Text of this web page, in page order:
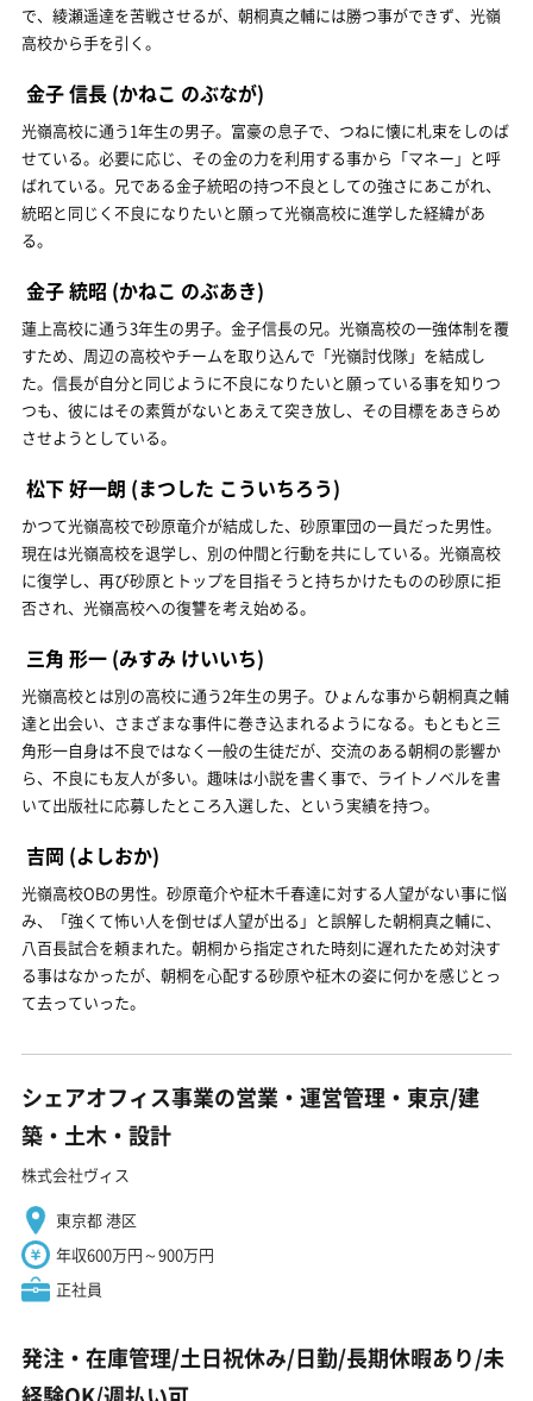
で、綾瀬遥達を苦戦させるが、朝桐真之輔には勝つ事ができず、光嶺
高校から手を引く。
金子 信長 (かねこ のぶなが)
光嶺高校に通う1年生の男子。富豪の息子で、つねに懐に札束をしのば
せている。必要に応じ、その金の力を利用する事から「マネー」と呼
ばれている。兄である金子統昭の持つ不良としての強さにあこがれ、
統昭と同じく不良になりたいと願って光嶺高校に進学した経緯があ
る。
金子 統昭 (かねこ のぶあき)
蓮上高校に通う3年生の男子。金子信長の兄。光嶺高校の一強体制を覆
すため、周辺の高校やチームを取り込んで「光嶺討伐隊」を結成し
た。信長が自分と同じように不良になりたいと願っている事を知りつ
つも、彼にはその素質がないとあえて突き放し、その目標をあきらめ
させようとしている。
松下 好一朗 (まつした こういちろう)
かつて光嶺高校で砂原竜介が結成した、砂原軍団の一員だった男性。
現在は光嶺高校を退学し、別の仲間と行動を共にしている。光嶺高校
に復学し、再び砂原とトップを目指そうと持ちかけたものの砂原に拒
否され、光嶺高校への復讐を考え始める。
三角 形一 (みすみ けいいち)
光嶺高校とは別の高校に通う2年生の男子。ひょんな事から朝桐真之輔
達と出会い、さまざまな事件に巻き込まれるようになる。もともと三
角形一自身は不良ではなく一般の生徒だが、交流のある朝桐の影響か
ら、不良にも友人が多い。趣味は小説を書く事で、ライトノベルを書
いて出版社に応募したところ入選した、という実績を持つ。
吉岡 (よしおか)
光嶺高校OBの男性。砂原竜介や柾木千春達に対する人望がない事に悩
み、「強くて怖い人を倒せば人望が出る」と誤解した朝桐真之輔に、
八百長試合を頼まれた。朝桐から指定された時刻に遅れたため対決す
る事はなかったが、朝桐を心配する砂原や柾木の姿に何かを感じとっ
て去っていった。
シェアオフィス事業の営業・運営管理・東京/建
築・土木・設計
株式会社ヴィス
東京都 港区
年収600万円～900万円
正社員
発注・在庫管理/土日祝休み/日勤/長期休暇あり/未